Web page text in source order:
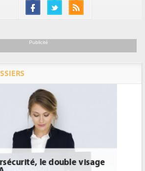
Publicité
l'efficacité énergétique